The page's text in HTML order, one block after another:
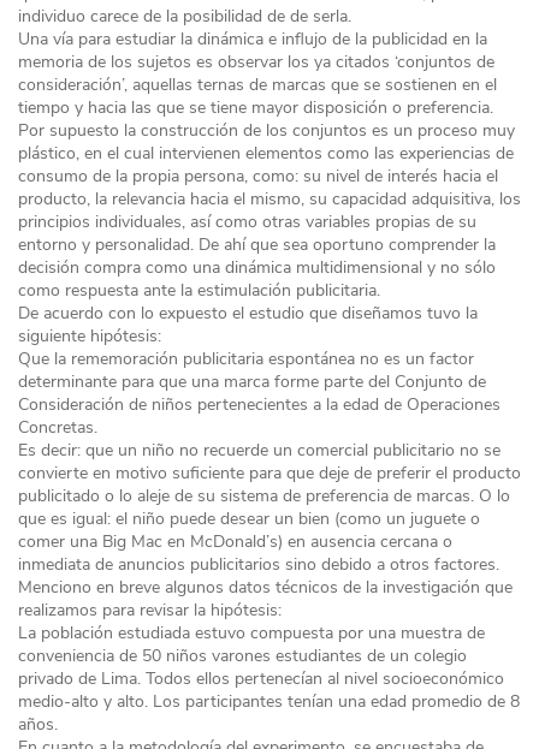
individuo carece de la posibilidad de de serla.
Una vía para estudiar la dinámica e influjo de la publicidad en la
memoria de los sujetos es observar los ya citados ‘conjuntos de
consideración’, aquellas ternas de marcas que se sostienen en el
tiempo y hacia las que se tiene mayor disposición o preferencia.
Por supuesto la construcción de los conjuntos es un proceso muy
plástico, en el cual intervienen elementos como las experiencias de
consumo de la propia persona, como: su nivel de interés hacia el
producto, la relevancia hacia el mismo, su capacidad adquisitiva, los
principios individuales, así como otras variables propias de su
entorno y personalidad. De ahí que sea oportuno comprender la
decisión compra como una dinámica multidimensional y no sólo
como respuesta ante la estimulación publicitaria.
De acuerdo con lo expuesto el estudio que diseñamos tuvo la
siguiente hipótesis:
Que la rememoración publicitaria espontánea no es un factor
determinante para que una marca forme parte del Conjunto de
Consideración de niños pertenecientes a la edad de Operaciones
Concretas.
Es decir: que un niño no recuerde un comercial publicitario no se
convierte en motivo suficiente para que deje de preferir el producto
publicitado o lo aleje de su sistema de preferencia de marcas. O lo
que es igual: el niño puede desear un bien (como un juguete o
comer una Big Mac en McDonald’s) en ausencia cercana o
inmediata de anuncios publicitarios sino debido a otros factores.
Menciono en breve algunos datos técnicos de la investigación que
realizamos para revisar la hipótesis:
La población estudiada estuvo compuesta por una muestra de
conveniencia de 50 niños varones estudiantes de un colegio
privado de Lima. Todos ellos pertenecían al nivel socioeconómico
medio-alto y alto. Los participantes tenían una edad promedio de 8
años.